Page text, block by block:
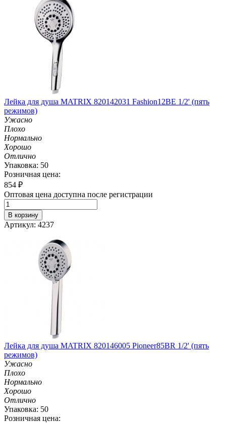
Лейка для душа MATRIX 820142031 Fashion12BE 1/2' (пять
режимов)
Ужасно
Плохо
Нормально
Хорошо
Отлично
Упаковка: 50
Розничная цена:
854 ₽
Оптовая цена доступна после регистрации
В корзину
Артикул: 4237
Лейка для душа MATRIX 820146005 Pioneer85BR 1/2' (пять
режимов)
Ужасно
Плохо
Нормально
Хорошо
Отлично
Упаковка: 50
Розничная цена: